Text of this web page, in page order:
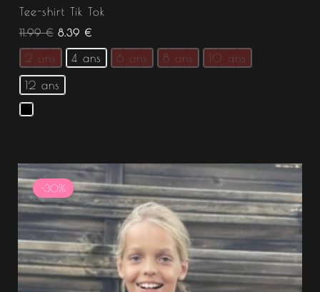
Tee-shirt Tik Tok
11.99€ 8.39 €
2 ans 4 ans 6 ans 8 ans 10 ans
12 ans
-30%
Le
prix
initial
était :
21.99 €.
Le
prix
actuel
est :
15.39 €.